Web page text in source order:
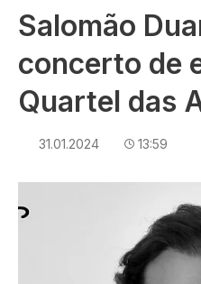
Salomão
concerto de
Quartel das
31.01.2024 13:59